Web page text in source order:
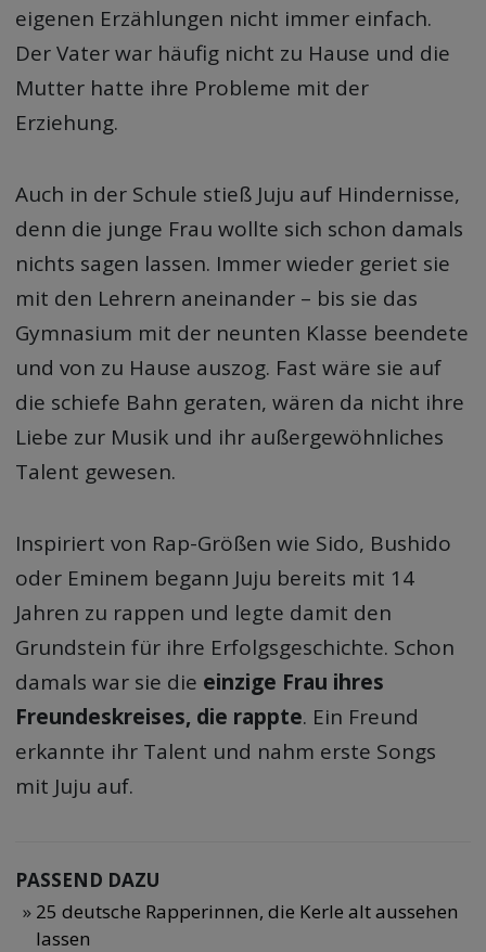
eigenen Erzählungen nicht immer einfach.
Der Vater war häufig nicht zu Hause und die
Mutter hatte ihre Probleme mit der
Erziehung.
Auch in der Schule stieß Juju auf Hindernisse,
denn die junge Frau wollte sich schon damals
nichts sagen lassen. Immer wieder geriet sie
mit den Lehrern aneinander – bis sie das
Gymnasium mit der neunten Klasse beendete
und von zu Hause auszog. Fast wäre sie auf
die schiefe Bahn geraten, wären da nicht ihre
Liebe zur Musik und ihr außergewöhnliches
Talent gewesen.
Inspiriert von Rap-Größen wie Sido, Bushido
oder Eminem begann Juju bereits mit 14
Jahren zu rappen und legte damit den
Grundstein für ihre Erfolgsgeschichte. Schon
damals war sie die einzige Frau ihres
Freundeskreises, die rappte. Ein Freund
erkannte ihr Talent und nahm erste Songs
mit Juju auf.
PASSEND DAZU
25 deutsche Rapperinnen, die Kerle alt aussehen
lassen